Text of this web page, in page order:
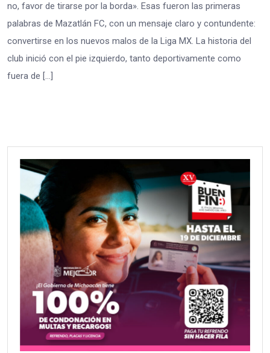
no, favor de tirarse por la borda». Esas fueron las primeras
palabras de Mazatlán FC, con un mensaje claro y contundente:
convertirse en los nuevos malos de la Liga MX. La historia del
club inició con el pie izquierdo, tanto deportivamente como
fuera de […]